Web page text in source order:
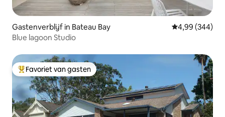
Gastenverblijf in Bateau Bay Gemiddelde
4,99 (344)
Blue lagoon Studio
Topfavoriet van gasten
Favoriet van gasten